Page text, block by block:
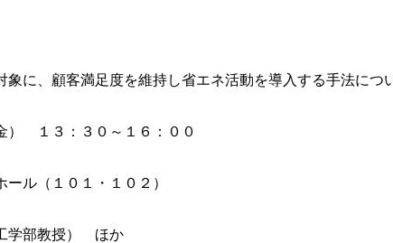
に、顧客満足度を維持し省エネ活動を導入する手法につ
１３：３０～１６：００
（１０１・１０２）
部教授） ほか